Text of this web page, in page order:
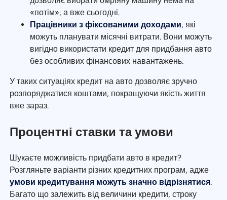
«потім», а вже сьогодні.
Працівники з фіксованими доходами, які
можуть планувати місячні витрати. Вони можуть
вигідно використати кредит для придбання авто
без особливих фінансових навантажень.
У таких ситуаціях кредит на авто дозволяє зручно
розпоряджатися коштами, покращуючи якість життя
вже зараз.
Процентні ставки та умови
Шукаєте можливість придбати авто в кредит?
Розгляньте варіанти різних кредитних програм, адже
умови кредитування можуть значно відрізнятися.
Багато що залежить від величини кредити, строку